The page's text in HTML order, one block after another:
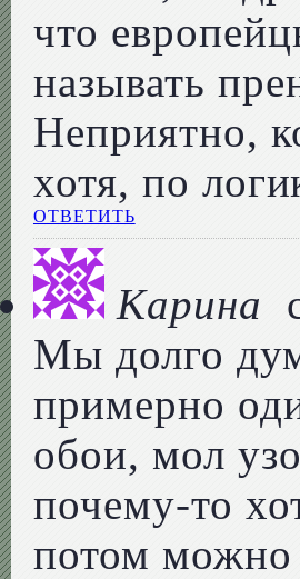
что
называть
Неприятно,
хотя, по
ОТВЕТИТЬ
Карина
Мы долго
примерно
обои, мол
почему-то
потом можно